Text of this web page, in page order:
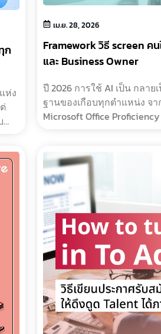
ก
ห่ง
เม.ย. 28, 2026
Framework วิธี screen คน
และ Business Owner
ปี 2026 การใช้ AI เป็น กลา
ฐานของเกือบทุกตำแหน่ง จาก JD ที่เคยเขียนว่า
Microsoft Office
จำนวน�…